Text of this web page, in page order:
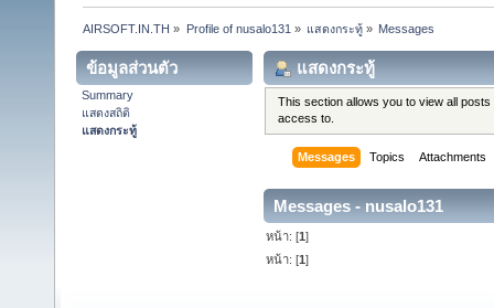
AIRSOFT.IN.TH » Profile of nusalo131 » แสดงกระทู้» Messages
ข้อมูลส่วนตัว
Summary
แสดงสถิติ
แสดงกระทู้
แสดงกระทู้
This section allows you to view all
access to.
Messages Topics Attachments
Messages - nusalo131
หน้า: [1]
หน้า: [1]